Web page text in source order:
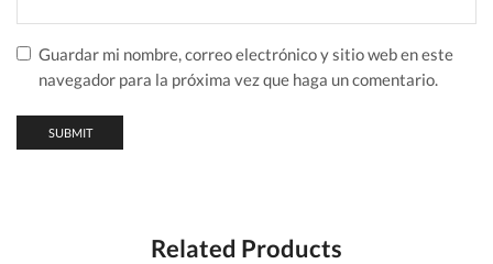
Guardar mi nombre, correo electrónico y sitio web en este
navegador para la próxima vez que haga un comentario.
Related Products